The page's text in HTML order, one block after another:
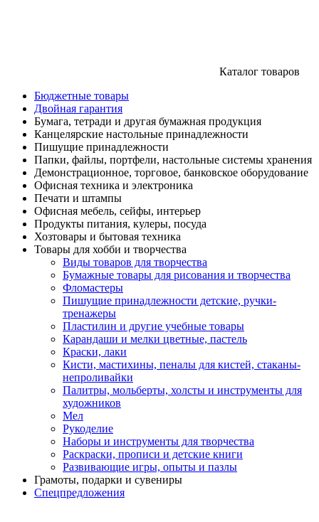
Каталог товаров
Бюджетные товары
Двойная гарантия
Бумага, тетради и другая бумажная продукция
Канцелярские настольные принадлежности
Пишущие принадлежности
Папки, файлы, портфели, настольные системы хранения
Демонстрационное, торговое, банковское оборудование
Офисная техника и электроника
Печати и штампы
Офисная мебель, сейфы, интерьер
Продукты питания, кулеры, посуда
Хозтовары и бытовая техника
Товары для хобби и творчества
Виды товаров для творчества
Бумажные товары для рисования и творчества
Фломастеры
Пишущие принадлежности детские, ручки-
тренажеры
Пластилин и другие учебные товары
Карандаши и мелки цветные, пастель
Краски, лаки
Кисти, мастихины, пеналы для кистей, стаканы-
непроливайки
Палитры, мольберты, холсты и инструменты для
художников
Мел
Рукоделие
Наборы и инструменты для творчества
Раскраски, прописи и детские книги
Развивающие игры, опыты и пазлы
Грамоты, подарки и сувениры
Спецпредложения